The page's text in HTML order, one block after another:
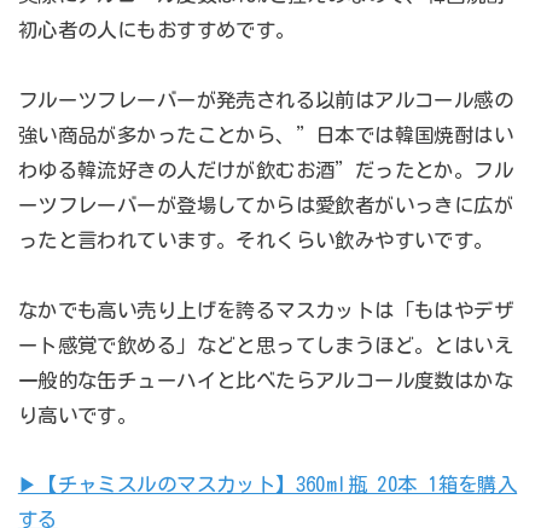
初心者の人にもおすすめです。
フルーツフレーバーが発売される以前はアルコール感の
強い商品が多かったことから、”日本では韓国焼酎はい
わゆる韓流好きの人だけが飲むお酒”だったとか。フル
ーツフレーバーが登場してからは愛飲者がいっきに広が
ったと言われています。それくらい飲みやすいです。
なかでも高い売り上げを誇るマスカットは「もはやデザ
ート感覚で飲める」などと思ってしまうほど。とはいえ
一般的な缶チューハイと比べたらアルコール度数はかな
り高いです。
▶︎【チャミスルのマスカット】360ml瓶 20本 1箱を購入
する